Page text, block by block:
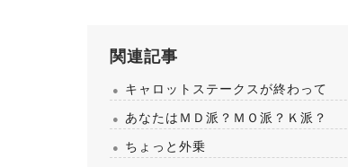
関連記事
キャロットステークスが終わって
あなたはＭＤ派？ＭＯ派？Ｋ派？
ちょっと外乗